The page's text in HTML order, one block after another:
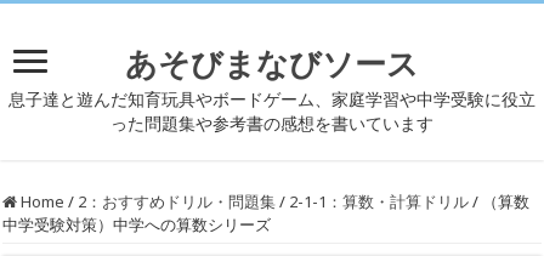
あそびまなびソース
息子達と遊んだ知育玩具やボードゲーム、家庭学習や中学受験に役立
った問題集や参考書の感想を書いています
Home / 2：おすすめドリル・問題集/ 2-1-1：算数・計算ドリル/
（算数
中学受験対策）中学への算数シリーズ